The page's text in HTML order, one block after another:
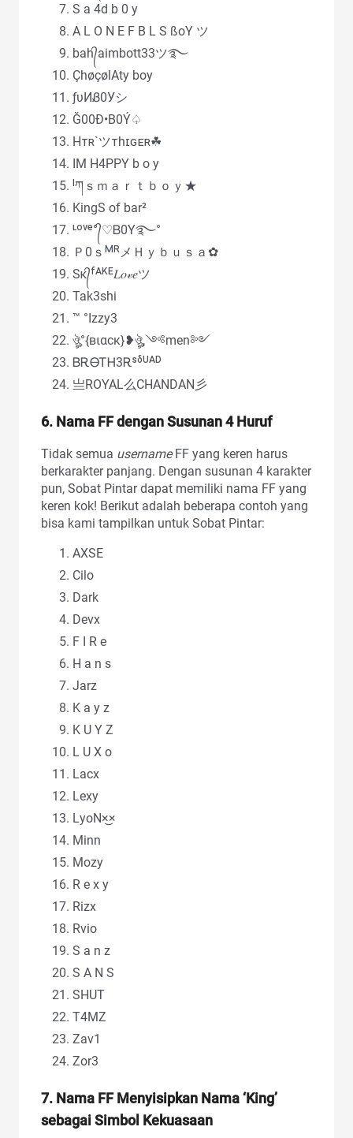
S a 4d b 0 y
A L O N E F B L S ßoY ツ
bah᭄aimbott33ツ࿐
ÇhøçølAty boy
ƒυИᏰ0Уシ
Ğ00Đ•B0Ý♤
Hᴛʀ`ツᴛhɪɢᴇʀ☘
IM H4PPY b o y
ᴵཀｓｍａｒｔｂｏｙ★
KingS of bar²
ᶫᵒᵛᵉ°᭄♡Ᏼ0Y࿐°
Ｐ0ｓᴹᴿメＨｙｂｕｓａ✿
Sᴋ᭄ᶠᴬᴷᴱ𝐿𝑜𝓋𝑒ツ
Tak3shi
™ °Izzy3
ঔৣ°{вιαcк}❥ঔৣ,༺men༻
ᏴᎡᎾᎢᎻ3Ꭱˢᵟᵁᴬᴰ
亗ROYAL么CHANDAN彡
6. Nama FF dengan Susunan 4 Huruf
Tidak semua usernameFF yang keren harus
berkarakter panjang. Dengan susunan 4 karakter
pun, Sobat Pintar dapat memiliki nama FF yang
keren kok! Berikut adalah beberapa contoh yang
bisa kami tampilkan untuk Sobat Pintar:
AXSE
Cilo
Dark
Devx
F I R e
H a n s
Jarz
K a y z
K U Y Z
L U X o
Lacx
Lexy
LㅤyㅤoㅤNㅤ×͜×
Minn
Mozy
R e x y
Rizx
Rvio
S a n z
S A N S
SHUT
T4MZ
Zav1
Zor3
7. Nama FF Menyisipkan Nama ‘King’
sebagai Simbol Kekuasaan